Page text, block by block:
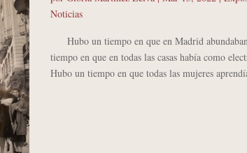
Noticias
Hubo un tiempo en que en Madrid
tiempo en que en todas las casas había como
Hubo un tiempo en que todas las mujeres